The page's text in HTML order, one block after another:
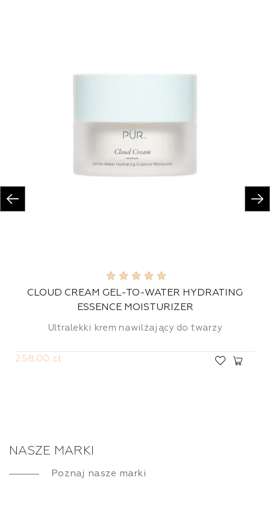
CLOUD CREAM GEL-TO-WATER HYDRATING
ESSENCE MOISTURIZER
Ultralekki krem nawilżający do twarzy
258,00 zł
NASZE MARKI
Poznaj nasze marki